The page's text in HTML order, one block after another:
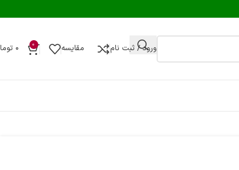
ورود / ثبت نام مقایسه 0 ۰